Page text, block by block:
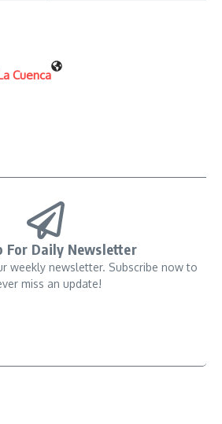
Cuenca
For Daily Newsletter
weekly newsletter. Subscribe now to
miss an update!